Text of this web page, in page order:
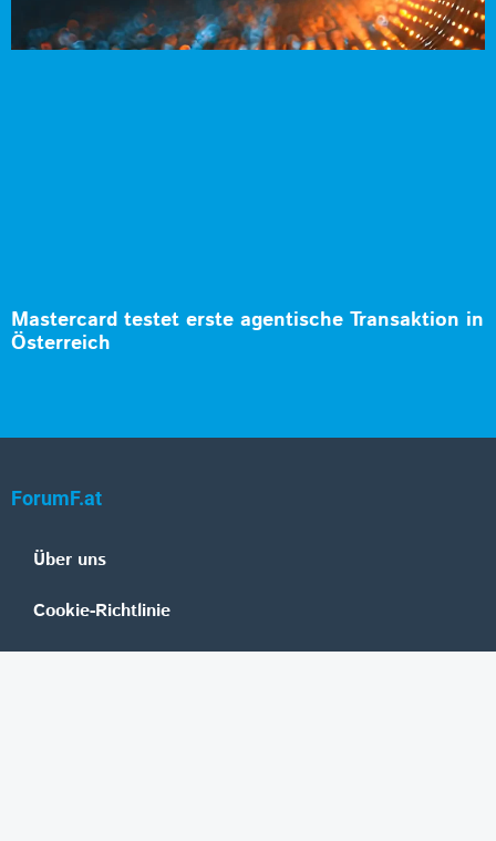
Mastercard testet erste agentische Transaktion in
Österreich
ForumF.at
Über uns
Cookie-Richtlinie